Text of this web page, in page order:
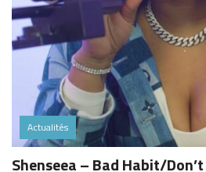
Actualités
Shenseea – Bad Habit/